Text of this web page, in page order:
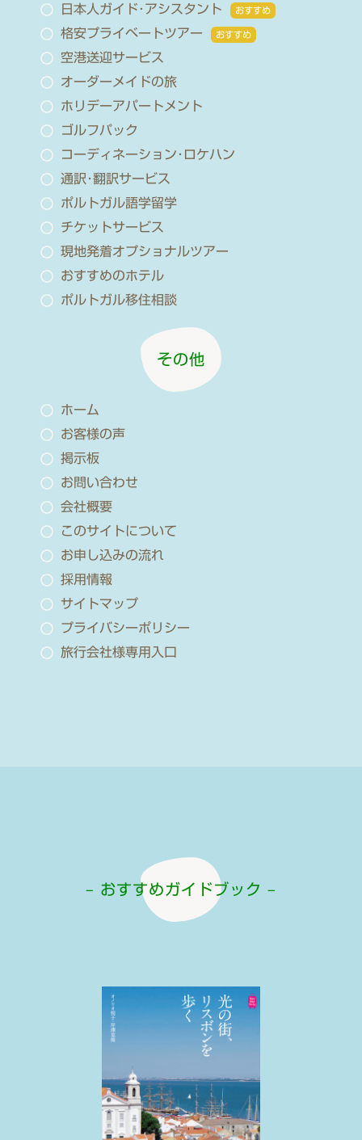
日本人ガイド･アシスタント おすすめ
格安プライベートツアー おすすめ
空港送迎サービス
オーダーメイドの旅
ホリデーアパートメント
ゴルフパック
コーディネーション･ロケハン
通訳･翻訳サービス
ポルトガル語学留学
チケットサービス
現地発着オプショナルツアー
おすすめのホテル
ポルトガル移住相談
その他
ホーム
お客様の声
掲示板
お問い合わせ
会社概要
このサイトについて
お申し込みの流れ
採用情報
サイトマップ
プライバシーポリシー
旅行会社様専用入口
– おすすめガイドブック –